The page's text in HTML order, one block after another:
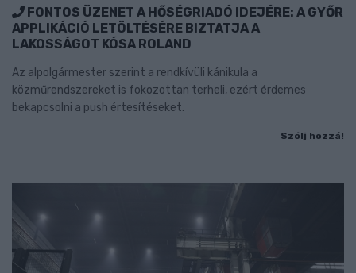
FONTOS ÜZENET A HŐSÉGRIADÓ IDEJÉRE: A GYŐR
APPLIKÁCIÓ LETÖLTÉSÉRE BIZTATJA A
LAKOSSÁGOT KÓSA ROLAND
Az alpolgármester szerint a rendkívüli kánikula a
közműrendszereket is fokozottan terheli, ezért érdemes
bekapcsolni a push értesítéseket.
Szólj hozzá!